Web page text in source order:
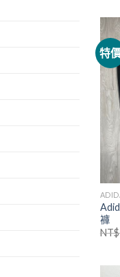
特
褲
NT$